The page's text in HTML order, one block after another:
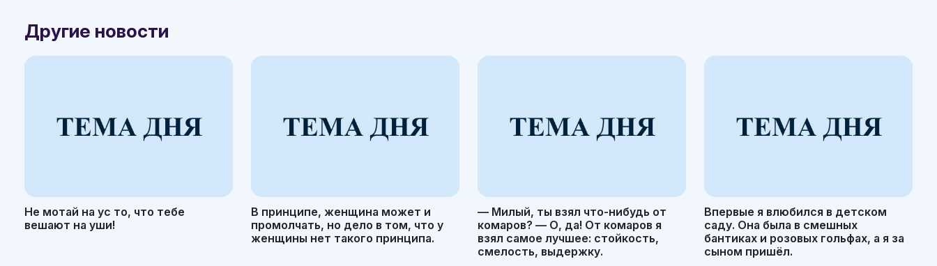
Другие новости
Не мотай на ус то, что тебе
вешают на уши!
В принципе, женщина может и
промолчать, но дело в том, что у
женщины нет такого принципа.
— Милый, ты взял что-нибудь от
комаров? — О, да! От комаров я
взял самое лучшее: стойкость,
смелость, выдержку.
Впервые я влюбился в детском
саду. Она была в смешных
бантиках и розовых гольфах, а я за
сыном пришёл.